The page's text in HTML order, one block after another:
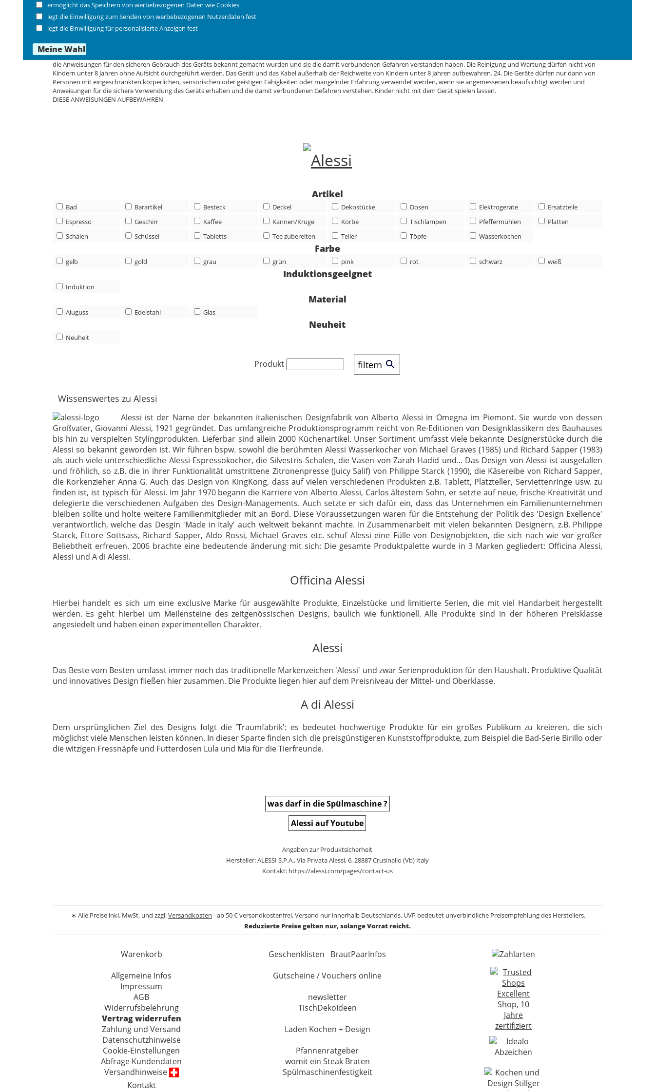
ermöglicht das Speichern von werbebezogenen Daten wie Cookies
legt die Einwilligung zum Senden von werbebezogenen Nutzerdaten fest
legt die Einwilligung für personalisierte Anzeigen fest
Spannung mit den Angaben auf dem Typenschild übereinstimmt. Überprüfen Sie, dass die Spannung Ihrer elektrischen Anlage, mit der auf dem Boden des Wasserkochers bzw. auf dem
Netzsockel angegebenen übereinstimmt. 15. Den Wasserkocher nur mit dem mitgelieferten Netzsockel verwenden. 16. Den Wasserkocher nicht für andere Zwecke als das Erhitzen von Wasser
verwenden. 17. Der Hersteller haftet nicht für etwaige Schäden, die durch unsachgemäße oder nicht bestimmungsgemäße Verwendung oder falsche Verwendung entstehen. 18. Den
Wasserkocher nicht auf einer geneigten Fläche in Betrieb nehmen. XII 17/04/24 11:22 MDL06 Bollitore_MicheleDeLucchi_EU24.indd 1219. Nach dem Entnehmen des Geräts aus der Verpackung
Höchststand-Markierung füllen. Vorsichtig eingießen, um zu verhindern, dass Wasser in den Schalter eintreten kann. 21. Den Wasserkocher während des Betriebs nicht bewegen. 22. Den
Wasserkocher nicht mit feuchten Händen verwenden. 23. Dieses Gerät kann von Kindern ab 8 Jahren verwendet werden, sofern sie von einem Erwachsenen beaufsichtigt werden, nachdem
die Anweisungen für den sicheren Gebrauch des Geräts bekannt gemacht wurden und sie die damit verbundenen Gefahren verstanden haben. Die Reinigung und Wartung dürfen nicht von
Kindern unter 8 Jahren ohne Aufsicht durchgeführt werden. Das Gerät und das Kabel außerhalb der Reichweite von Kindern unter 8 Jahren aufbewahren. 24. Die Geräte dürfen nur dann von
Personen mit eingeschränkten körperlichen, sensorischen oder geistigen Fähigkeiten oder mangelnder Erfahrung verwendet werden, wenn sie angemessenen beaufsichtigt werden und
Anweisungen für die sichere Verwendung des Geräts erhalten und die damit verbundenen Gefahren verstehen. Kinder nicht mit dem Gerät spielen lassen.
DIESE ANWEISUNGEN AUFBEWAHREN
Artikel
Bad Barartikel Besteck Deckel Dekostücke Dosen Elektrogeräte
Ersatzteile
Espresso
Geschirr Kaffee Kannen/Krüge Körbe Tischlampen Pfeffermühlen
Platten
Schalen
Schüssel Tabletts Tee zubereiten Teller Töpfe Wasserkochen
Farbe
gelb gold grau grün pink rot schwarz weiß
Induktionsgeeignet
Induktion
Material
Aluguss Edelstahl Glas
Neuheit
Neuheit
Produkt filtern
Wissenswertes zu Alessi
Alessi ist der Name der bekannten italienischen Designfabrik von Alberto Alessi in Omegna im Piemont. Sie wurde von dessen
Großvater, Giovanni Alessi, 1921 gegründet. Das umfangreiche Produktionsprogramm reicht von Re-Editionen von Designklassikern des Bauhauses
bis hin zu verspielten Stylingprodukten. Lieferbar sind allein 2000 Küchenartikel. Unser Sortiment umfasst viele bekannte Designerstücke durch die
Alessi so bekannt geworden ist. Wir führen bspw. sowohl die berühmten Alessi Wasserkocher von Michael Graves (1985) und Richard Sapper (1983)
als auch viele unterschiedliche Alessi Espressokocher, die Silvestris-Schalen, die Vasen von Zarah Hadid und... Das Design von Alessi ist ausgefallen
und fröhlich, so z.B. die in ihrer Funktionalität umstrittene Zitronenpresse (Juicy Salif) von Philippe Starck (1990), die Käsereibe von Richard Sapper,
die Korkenzieher Anna G. Auch das Design von KingKong, dass auf vielen verschiedenen Produkten z.B. Tablett, Platzteller, Serviettenringe usw. zu
finden ist, ist typisch für Alessi. Im Jahr 1970 begann die Karriere von Alberto Alessi, Carlos ältestem Sohn, er setzte auf neue, frische Kreativität und
delegierte die verschiedenen Aufgaben des Design-Managements. Auch setzte er sich dafür ein, dass das Unternehmen ein Familienunternehmen
bleiben sollte und holte weitere Familienmitglieder mit an Bord. Diese Voraussetzungen waren für die Entstehung der Politik des 'Design Exellence'
verantwortlich, welche das Desgin 'Made in Italy' auch weltweit bekannt machte. In Zusammenarbeit mit vielen bekannten Designern, z.B. Philippe
Starck, Ettore Sottsass, Richard Sapper, Aldo Rossi, Michael Graves etc. schuf Alessi eine Fülle von Designobjekten, die sich nach wie vor großer
Beliebtheit erfreuen. 2006 brachte eine bedeutende änderung mit sich: Die gesamte Produktpalette wurde in 3 Marken gegliedert: Officina Alessi,
Alessi und A di Alessi.
Officina Alessi
Hierbei handelt es sich um eine exclusive Marke für ausgewählte Produkte, Einzelstücke und limitierte Serien, die mit viel Handarbeit hergestellt
werden. Es geht hierbei um Meilensteine des zeitgenössischen Designs, baulich wie funktionell. Alle Produkte sind in der höheren Preisklasse
angesiedelt und haben einen experimentellen Charakter.
Alessi
Das Beste vom Besten umfasst immer noch das traditionelle Markenzeichen 'Alessi' und zwar Serienproduktion für den Haushalt. Produktive Qualität
und innovatives Design fließen hier zusammen. Die Produkte liegen hier auf dem Preisniveau der Mittel- und Oberklasse.
A di Alessi
Dem ursprünglichen Ziel des Designs folgt die 'Traumfabrik': es bedeutet hochwertige Produkte für ein großes Publikum zu kreieren, die sich
möglichst viele Menschen leisten können. In dieser Sparte finden sich die preisgünstigeren Kunststoffprodukte, zum Beispiel die Bad-Serie Birillo oder
die witzigen Fressnäpfe und Futterdosen Lula und Mia für die Tierfreunde.
was darf in die Spülmaschine ?
Alessi auf Youtube
Angaben zur Produktsicherheit
Hersteller: ALESSI S.P.A., Via Privata Alessi, 6, 28887 Crusinallo (Vb) Italy
Kontakt: https://alessi.com/pages/contact-us
∗ Alle Preise inkl. MwSt. und zzgl.Versandkosten - ab 50 € versandkostenfrei, Versand nur innerhalb Deutschlands. UVP bedeutet unverbindliche Preisempfehlung des Herstellers.
Reduzierte Preise gelten nur, solange Vorrat reicht.
Warenkorb
Allgemeine Infos
Impressum
AGB
Widerrufsbelehrung
Vertrag widerrufen
Zahlung und Versand
Datenschutzhinweise
Cookie-Einstellungen
Abfrage Kundendaten
Versandhinweise
Kontakt
Geschenklisten
BrautPaarInfos
Gutscheine / Vouchers online
newsletter
TischDekoIdeen
Laden Kochen + Design
Pfannenratgeber
womit ein Steak Braten
Spülmaschinenfestigkeit